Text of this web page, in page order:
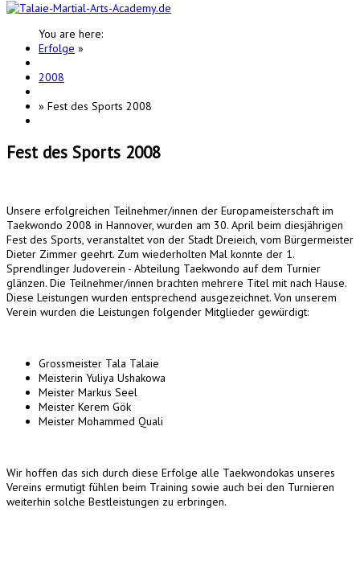
You are here:
Erfolge »
2008
» Fest des Sports 2008
Fest des Sports 2008
Unsere erfolgreichen Teilnehmer/innen der Europameisterschaft im
Taekwondo 2008 in Hannover, wurden am 30. April beim diesjährigen
Fest des Sports, veranstaltet von der Stadt Dreieich, vom Bürgermeister
Dieter Zimmer geehrt. Zum wiederholten Mal konnte der 1.
Sprendlinger Judoverein - Abteilung Taekwondo auf dem Turnier
glänzen. Die Teilnehmer/innen brachten mehrere Titel mit nach Hause.
Diese Leistungen wurden entsprechend ausgezeichnet. Von unserem
Verein wurden die Leistungen folgender Mitglieder gewürdigt:
Grossmeister Tala Talaie
Meisterin Yuliya Ushakowa
Meister Markus Seel
Meister Kerem Gök
Meister Mohammed Quali
Wir hoffen das sich durch diese Erfolge alle Taekwondokas unseres
Vereins ermutigt fühlen beim Training sowie auch bei den Turnieren
weiterhin solche Bestleistungen zu erbringen.